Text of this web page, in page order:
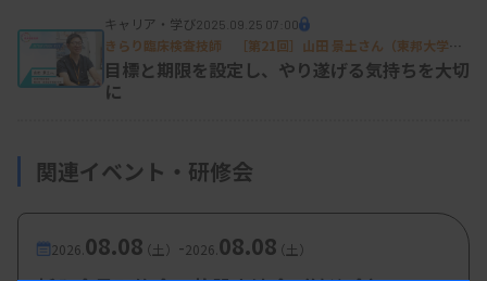
ように政府と与党が一体となって骨太の内容を深め
ていく構造があり、日本臨床衛生検査技師会をはじ
めとした医療系団体としては、このような過程にお
国会議員の必要性と役割が垣間見えます。
国の予算という視点では、骨太方針を軸とした各事
キャリア・学び2025.09.25 07:00
きらり臨床検査技師 ［第21回］山田 景土さん（東邦大学医
学部微生物・感染症学講座 助教）
目標と期限を設定し、やり遂げる気持ちを大切
に
関連イベント・研修会
2026. 08.08（土） -2026. 08.08（土）